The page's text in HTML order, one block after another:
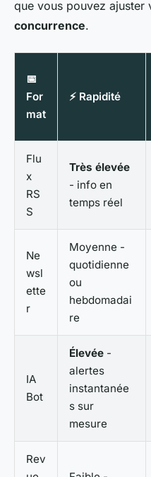
que vous pouvez ajuster
concurrence.
📅
For
mat
⚡ Rapidité
Flu
x
RS
S
Très élevée
- info en
temps réel
Ne
wsl
ette
r
Moyenne -
quotidienne
ou
hebdomadai
re
IA
Bot
Élevée -
alertes
instantanée
s sur
mesure
Rev